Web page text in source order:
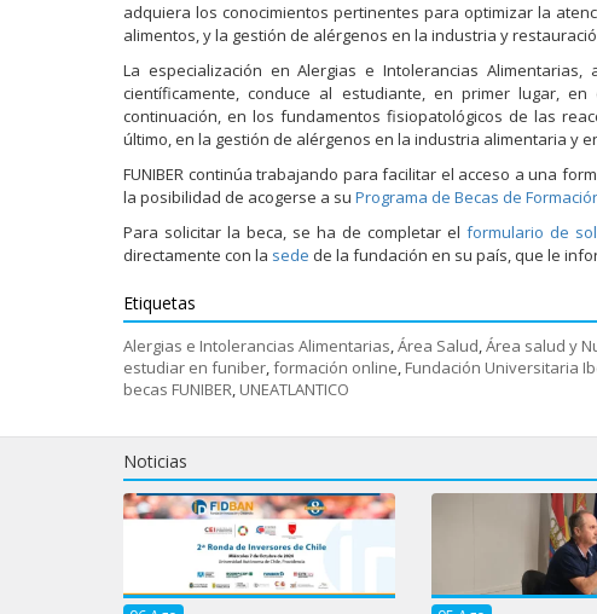
adquiera los conocimientos pertinentes para optimizar la
alimentos, y la gestión de alérgenos en la industria y
La especialización en Alergias e Intolerancias
científicamente, conduce al estudiante, en primer lugar,
continuación, en los fundamentos fisiopatológicos de las
último, en la gestión de alérgenos en la industria alimentaria y
FUNIBER continúa trabajando para facilitar el acceso a una
la posibilidad de acogerse a su Programa de Becas de
Para solicitar la beca, se ha de completar el formulario de
directamente con la sede de la fundación en su país, que le
Etiquetas
Alergias e Intolerancias Alimentarias,Área Salud,Área salud y
estudiar en funiber,formación online, Fundación Universitaria
becas FUNIBER, UNEATLANTICO
Noticias